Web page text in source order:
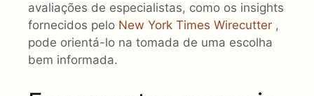
avaliações de especialistas, como os insights
fornecidos pelo New York Times Wirecutter ,
pode orientá-lo na tomada de uma escolha
bem informada.